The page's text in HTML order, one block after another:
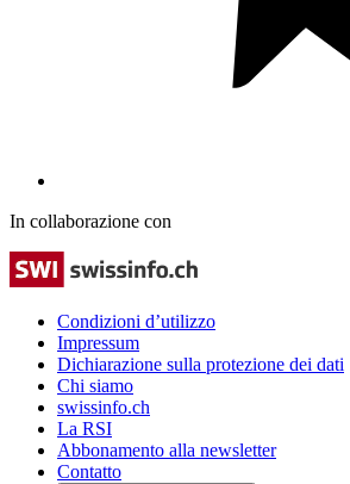
In collaborazione con
Condizioni d’utilizzo
Impressum
Dichiarazione sulla protezione dei dati
Chi siamo
swissinfo.ch
La RSI
Abbonamento alla newsletter
Contatto